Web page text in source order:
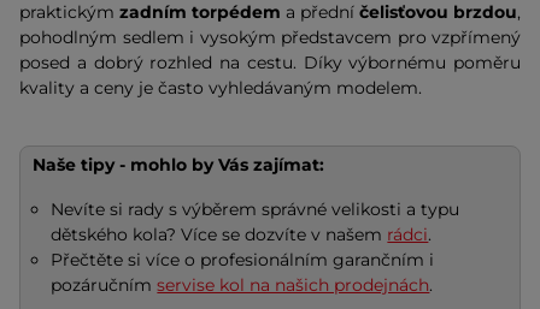
praktickým zadním torpédem a přední čelisťovou brzdou,
pohodlným sedlem i vysokým představcem pro vzpřímený
posed a dobrý rozhled na cestu. Díky výbornému poměru
kvality a ceny je často vyhledávaným modelem.
Naše tipy - mohlo by Vás zajímat:
Nevíte si rady s výběrem správné velikosti a typu
dětského kola? Více se dozvíte v našem rádci.
Přečtěte si více o profesionálním garančním i
pozáručnímservise kol na našich prodejnách.